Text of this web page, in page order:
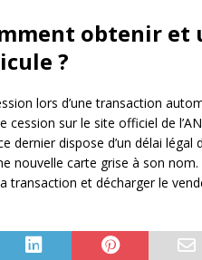
obtenir et
?
lors d’une transaction
cession sur le site officiel de
dernier dispose d’un délai
nouvelle carte grise à son
transaction et décharger le